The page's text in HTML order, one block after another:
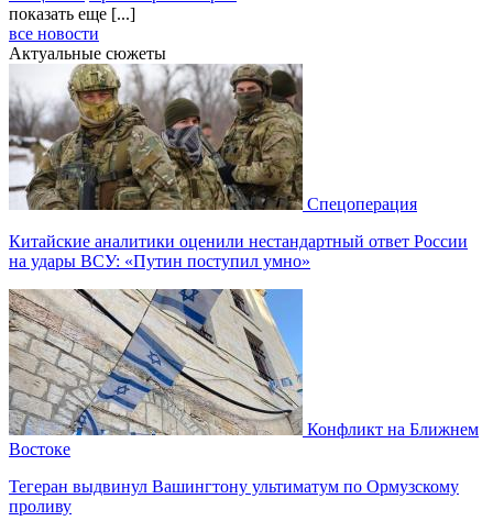
показать еще [...]
все новости
Актуальные сюжеты
Спецоперация
Китайские аналитики оценили нестандартный ответ России
на удары ВСУ: «Путин поступил умно»
Конфликт на Ближнем
Востоке
Тегеран выдвинул Вашингтону ультиматум по Ормузскому
проливу